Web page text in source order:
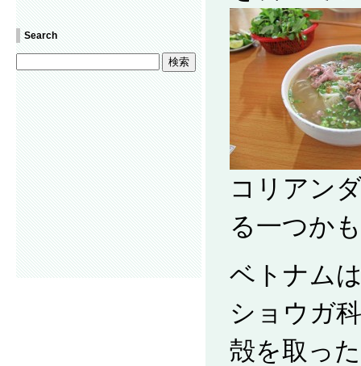
Search
コリアン
る一つか
ベトナム
ショウガ
殻を取っ